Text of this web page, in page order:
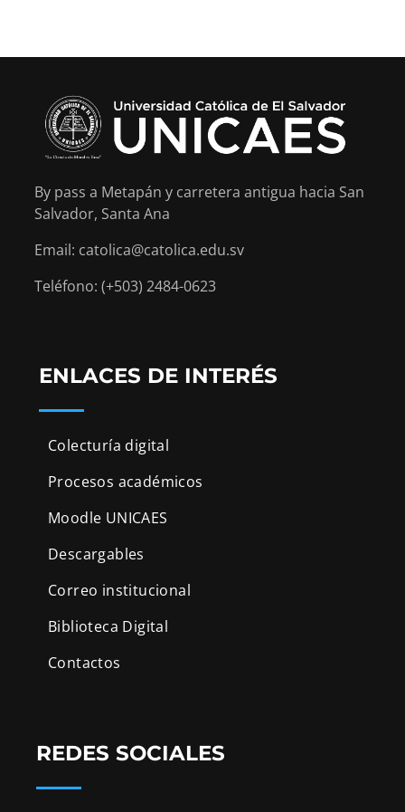
By pass a Metapán y carretera antigua hacia San
Salvador, Santa Ana
Email: catolica@catolica.edu.sv
Teléfono: (+503) 2484-0623
ENLACES DE INTERÉS
Colecturía digital
Procesos académicos
Moodle UNICAES
Descargables
Correo institucional
Biblioteca Digital
Contactos
REDES SOCIALES